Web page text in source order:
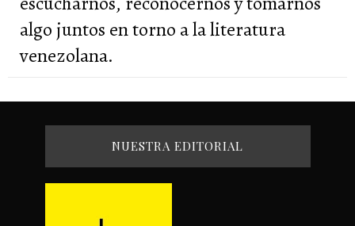
algo juntos en torno a la literatura
venezolana.
NUESTRA EDITORIAL